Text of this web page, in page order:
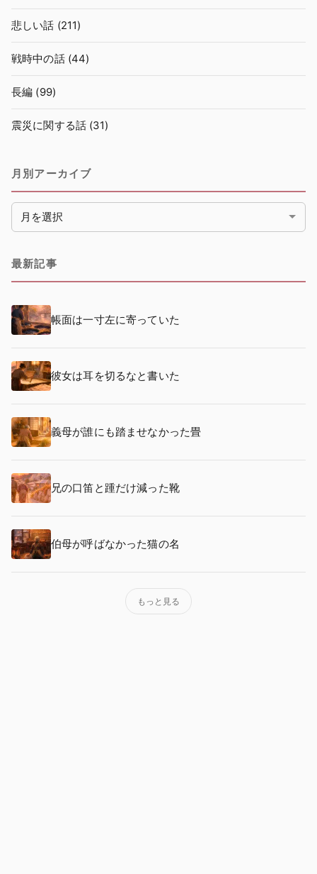
悲しい話 (211)
戦時中の話(44)
長編 (99)
震災に関する話 (31)
月別アーカイブ
月別アーカイブ
最新記事
帳面は一寸左に寄っていた
彼女は耳を切るなと書いた
義母が誰にも踏ませなかった畳
兄の口笛と踵だけ減った靴
伯母が呼ばなかった猫の名
もっと見る